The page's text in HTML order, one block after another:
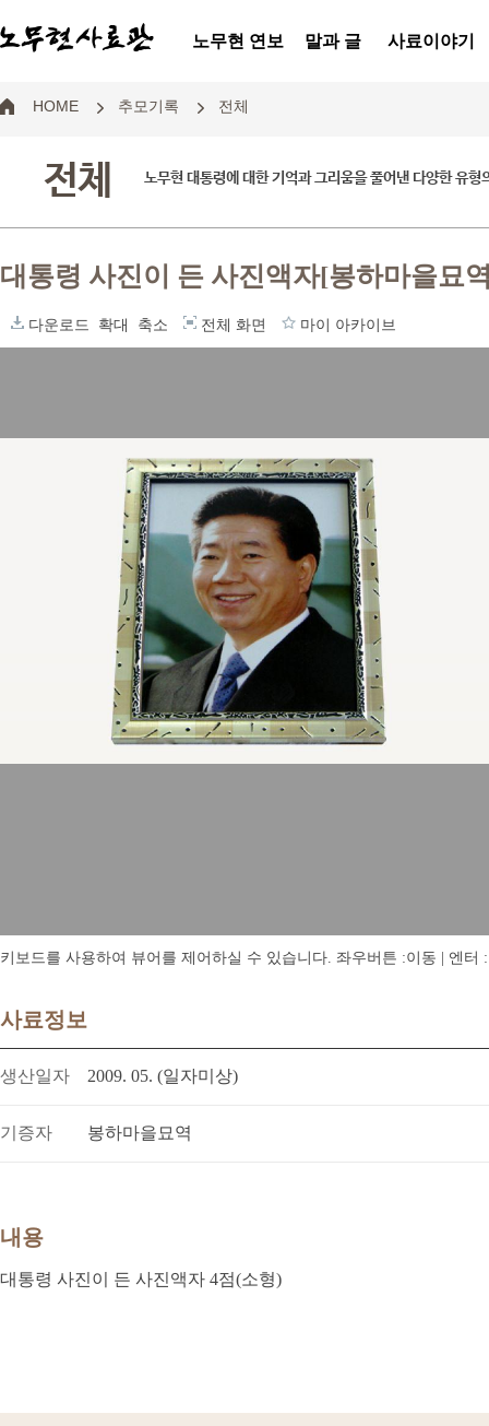
노무현 연보 말과 글 사료이야기
HOME 추모기록 전체
전체 노무현 대통령에 대한 기억과 그리움을 풀어낸 다양한 유형
대통령 사진이 든 사진액자[봉하마을묘
다운로드 확대 축소 전체 화면 마이 아카이브
키보드를 사용하여 뷰어를 제어하실 수 있습니다. 좌우버튼 :이동 | 엔터
사료정보
생산일자 2009. 05. (일자미상)
기증자 봉하마을묘역
내용
대통령 사진이 든 사진액자 4점(소형)